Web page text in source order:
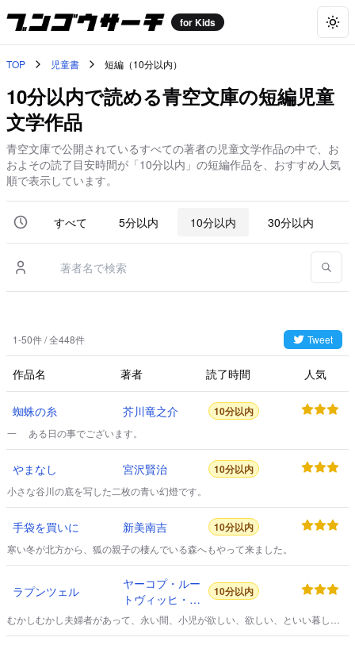
for Kids
TOP 児童書 短編（10分以内）
10分以内で読める青空文庫の短編児童
文学作品
青空文庫で公開されているすべての著者の児童文学作品の中で、お
およその読了目安時間が「10分以内」の短編作品を、おすすめ人気
順で表示しています。
すべて 5分以内 10分以内 30分以内
1-50件 / 全448件 Tweet
作品名 著者 読了時間 人気
蜘蛛の糸 芥川竜之介 10分以内
一 ある日の事でございます。
やまなし 宮沢賢治 10分以内
小さな谷川の底を写した二枚の青い幻燈です。
手袋を買いに 新美南吉 10分以内
寒い冬が北方から、狐の親子の棲んでいる森へもやって来ました。
ラプンツェル
ヤーコプ・ルー
トヴィッヒ・カ
ール・グリム
10分以内
むかしむかし夫婦者があって、永い間、小児が欲しい、欲しい、といい暮して